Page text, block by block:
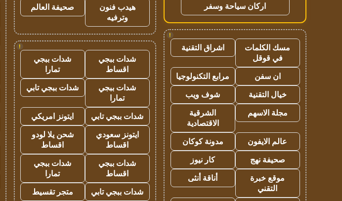
اركان سياحة وسفر
!
مسك الكلمات
في قوقل
اشراق التقنية
ان سفن
مرابع التكنولوجيا
خيال التقنية
شوف ويب
مجلة الاسهم
الشرقية
الاقتصادية
عالم الايفون
مدونة كوكان
صحيفة نهج
كار نيوز
موقع خبرة
التقني
أناقة أنثى
هيدب فنون
وترفيه
صحيفة العالم
!
شدات ببجي
اقساط
شدات ببجي
تمارا
شدات ببجي
تمارا
شدات ببجي تابي
شدات ببجي تابي
ايتونز امريكي
ايتونز سعودي
اقساط
شحن يلا لودو
اقساط
شدات ببجي
اقساط
شدات ببجي
تمارا
شدات ببجي تابي
متجر تقسيط